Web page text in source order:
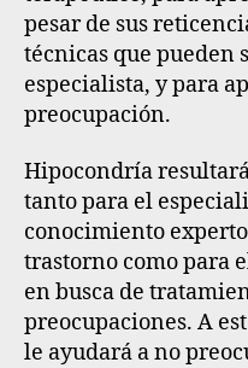
pesar de sus
técnicas que pueden
especialista, y para
preocupación.
Hipocondría
tanto para el
conocimiento
trastorno como para
en busca de
preocupaciones. A
le ayudará a no